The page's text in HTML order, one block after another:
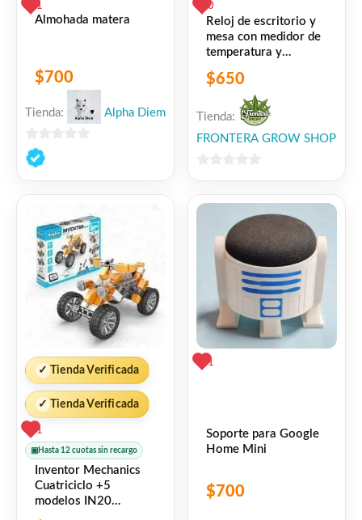
1
Almohada matera
$700
Tienda: Alpha Diem
0
de
0
Reloj de escritorio y
mesa con medidor de
temperatura y
humedad
$650
Tienda:
FRONTERA GROW SHOP
5
✓ Tienda Verificada
✓ Tienda Verificada
1
▣ Hasta 12 cuotas sin recargo
Inventor Mechanics
Cuatriciclo +5
modelos IN20
ENGINO
1
Soporte para Google
Home Mini
$700